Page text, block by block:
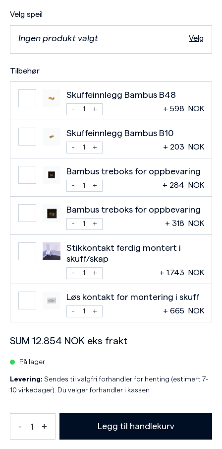
Velg speil
Ingen produkt valgt Velg
Tilbehør
Skuffeinnlegg Bambus B48
+ 598 NOK
Skuffeinnlegg Bambus B10
+ 203 NOK
Bambus treboks for oppbevaring
+ 284 NOK
Bambus treboks for oppbevaring
+ 318 NOK
Stikkontakt ferdig montert i
skuff/skap
+ 1.743 NOK
Løs kontakt for montering i skuff
+ 665 NOK
SUM 12.854 NOK eks frakt
På lager
Levering: Sendes til valgfri forhandler for henting (estimert 7-
10 virkedager). Du velger forhandler i kassen
Legg til handlekurv